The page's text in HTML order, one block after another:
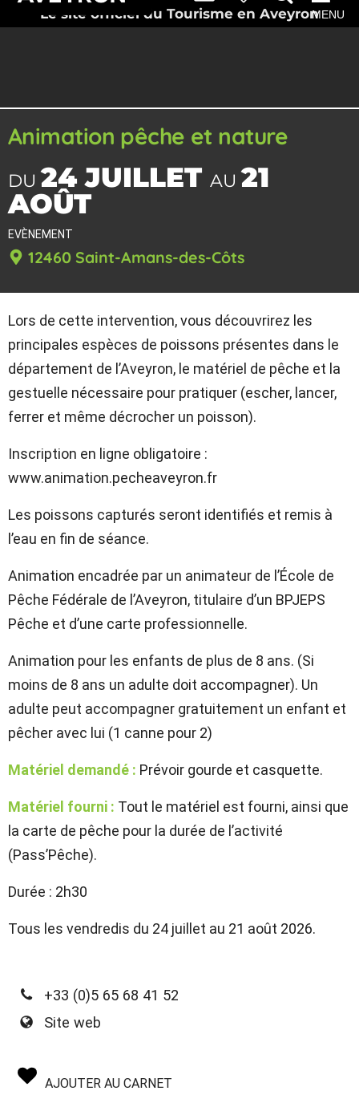
Le site officiel du Tourisme en AveyronMENU
Animation pêche et nature
DU 24 JUILLET AU 21
AOÛT
EVÈNEMENT
12460 Saint-Amans-des-Côts
Lors de cette intervention, vous découvrirez les
principales espèces de poissons présentes dans le
département de l’Aveyron, le matériel de pêche et la
gestuelle nécessaire pour pratiquer (escher, lancer,
ferrer et même décrocher un poisson).
Inscription en ligne obligatoire :
www.animation.pecheaveyron.fr
Les poissons capturés seront identifiés et remis à
l’eau en fin de séance.
Animation encadrée par un animateur de l’École de
Pêche Fédérale de l’Aveyron, titulaire d’un BPJEPS
Pêche et d’une carte professionnelle.
Animation pour les enfants de plus de 8 ans. (Si
moins de 8 ans un adulte doit accompagner). Un
adulte peut accompagner gratuitement un enfant et
pêcher avec lui (1 canne pour 2)
Matériel demandé : Prévoir gourde et casquette.
Matériel fourni : Tout le matériel est fourni, ainsi que
la carte de pêche pour la durée de l’activité
(Pass’Pêche).
Durée : 2h30
Tous les vendredis du 24 juillet au 21 août 2026.
+33 (0)5 65 68 41 52
Site web
AJOUTER AU CARNET